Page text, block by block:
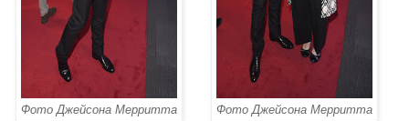
Фото Джейсона Мерритта Фото Джейсона Мерритта